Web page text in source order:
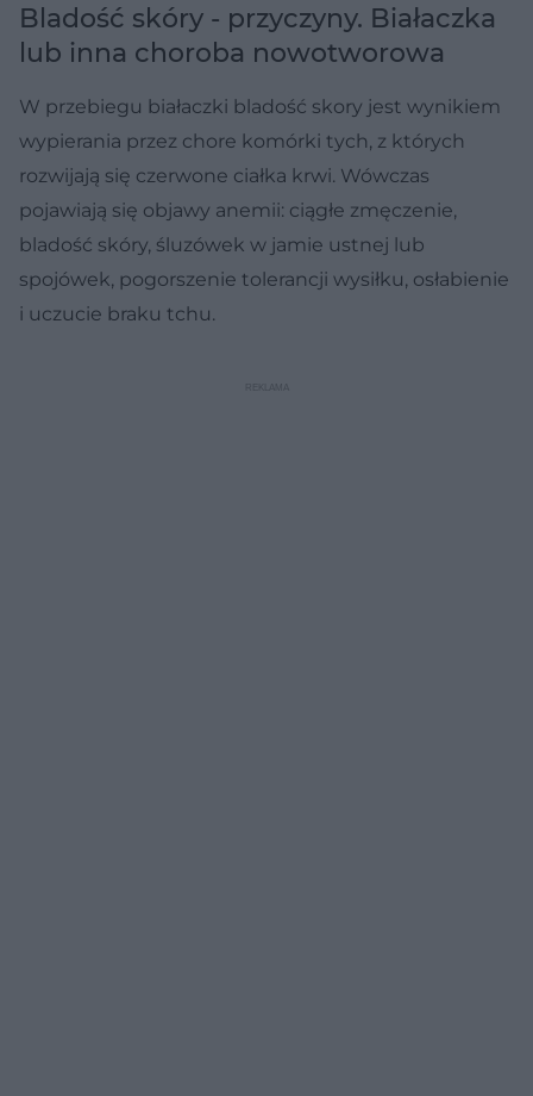
Bladość skóry - przyczyny. Białaczka
lub inna choroba nowotworowa
W przebiegu białaczki bladość skory jest wynikiem
wypierania przez chore komórki tych, z których
rozwijają się czerwone ciałka krwi. Wówczas
pojawiają się objawy anemii: ciągłe zmęczenie,
bladość skóry, śluzówek w jamie ustnej lub
spojówek, pogorszenie tolerancji wysiłku, osłabienie
i uczucie braku tchu.